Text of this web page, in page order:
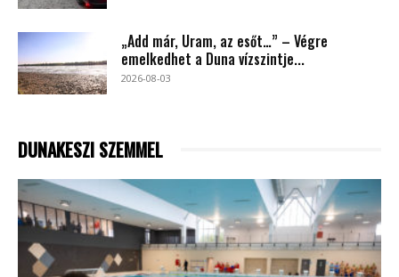
„Add már, Uram, az esőt…” – Végre
emelkedhet a Duna vízszintje...
2026-08-03
DUNAKESZI SZEMMEL